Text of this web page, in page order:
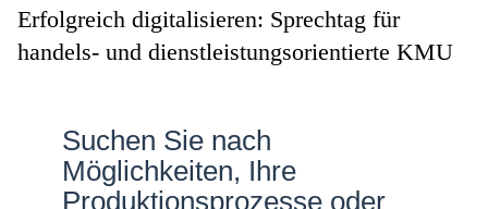
Innovationsfelder
Netzwerke
Erfolgreich digitalisieren: Sprechtag für
handels- und dienstleistungsorientierte KMU
Suchen Sie nach
Möglichkeiten, Ihre
Produktionsprozesse oder